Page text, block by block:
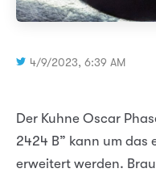
4/9/2023, 6:39 AM
Der Kuhne Oscar
2424 B” kann um das
erweitert werden.